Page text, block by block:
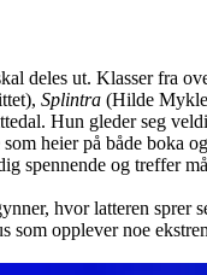
deles ut. Klasser fra
Splintra (Hilde
Hun gleder seg
heier på både boka
spennende og treffer
hvor latteren
som opplever noe